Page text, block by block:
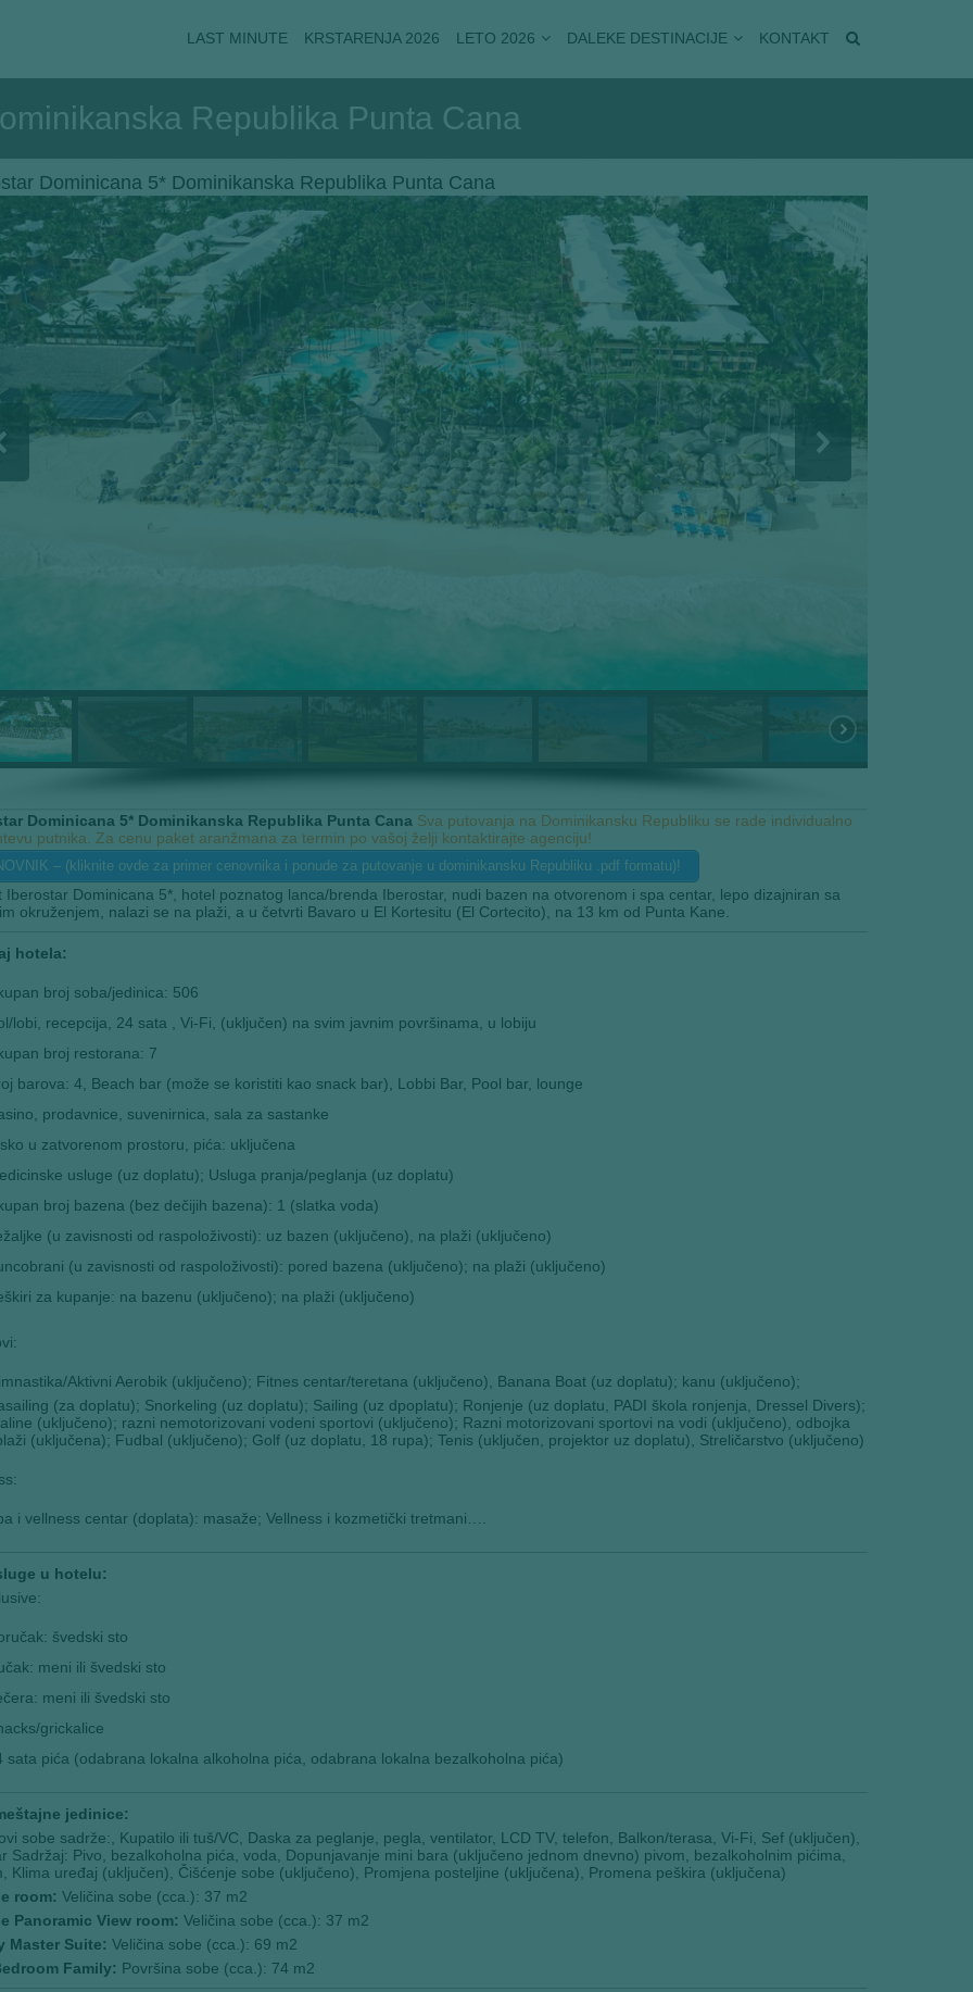
LAST MINUTE KRSTARENJA 2026 LETO 2026 DALEKE DESTINACIJE KONTAKT
Republika Punta Cana
Dominicana 5* Dominikanska Republika Punta Cana
Dominicana 5* Dominikanska Republika Punta Cana Sva putovanja na Dominikansku Republiku se rade individualno
putnika. Za cenu paket aranžmana za termin po vašoj želji kontaktirajte agenciju!
– (kliknite ovde za primer cenovnika i ponude za putovanje u dominikansku Republiku .pdf formatu)!
Iberostar Dominicana 5*, hotel poznatog lanca/brenda Iberostar, nudi bazen na otvorenom i spa centar, lepo dizajniran sa
okruženjem, nalazi se na plaži, a u četvrti Bavaro u El Kortesitu (El Cortecito), na 13 km od Punta Kane.
hotela:
broj soba/jedinica: 506
lobi, recepcija, 24 sata , Vi-Fi, (uključen) na svim javnim površinama, u lobiju
broj restorana: 7
barova: 4, Beach bar (može se koristiti kao snack bar), Lobbi Bar, Pool bar, lounge
prodavnice, suvenirnica, sala za sastanke
u zatvorenom prostoru, pića: uključena
usluge (uz doplatu); Usluga pranja/peglanja (uz doplatu)
broj bazena (bez dečijih bazena): 1 (slatka voda)
(u zavisnosti od raspoloživosti): uz bazen (uključeno), na plaži (uključeno)
(u zavisnosti od raspoloživosti): pored bazena (uključeno); na plaži (uključeno)
za kupanje: na bazenu (uključeno); na plaži (uključeno)
Aktivni Aerobik (uključeno); Fitnes centar/teretana (uključeno), Banana Boat (uz doplatu); kanu (uključeno);
(za doplatu); Snorkeling (uz doplatu); Sailing (uz dpoplatu); Ronjenje (uz doplatu, PADI škola ronjenja, Dressel Divers);
(uključeno); razni nemotorizovani vodeni sportovi (uključeno); Razni motorizovani sportovi na vodi (uključeno), odbojka
(uključena); Fudbal (uključeno); Golf (uz doplatu, 18 rupa); Tenis (uključen, projektor uz doplatu), Streličarstvo (uključeno)
i vellness centar (doplata): masaže; Vellness i kozmetički tretmani….
u hotelu:
švedski sto
meni ili švedski sto
meni ili švedski sto
grickalice
sata pića (odabrana lokalna alkoholna pića, odabrana lokalna bezalkoholna pića)
jedinice:
sobe sadrže:, Kupatilo ili tuš/VC, Daska za peglanje, pegla, ventilator, LCD TV, telefon, Balkon/terasa, Vi-Fi, Sef (uključen),
Sadržaj: Pivo, bezalkoholna pića, voda, Dopunjavanje mini bara (uključeno jednom dnevno) pivom, bezalkoholnim pićima,
Klima uređaj (uključen), Čišćenje sobe (uključeno), Promjena posteljine (uključena), Promena peškira (uključena)
room: Veličina sobe (cca.): 37 m2
Panoramic View room: Veličina sobe (cca.): 37 m2
Master Suite: Veličina sobe (cca.): 69 m2
Family: Površina sobe (cca.): 74 m2